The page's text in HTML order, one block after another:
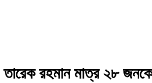
তারেক রহমান মাত্র ২৮